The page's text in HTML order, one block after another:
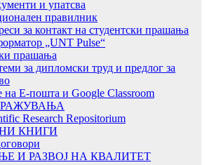
и упатсва
правилник
за контакт на студентски прашања
„UNT Pulse“
прашања
за дипломски труд и предлог за
на Е-пошта и Google Classroom
Research Repositorium
КНИГИ
И РАЗВОЈ НА КВАЛИТЕТ